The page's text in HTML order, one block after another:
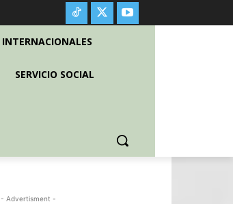
INTERNACIONALES
SERVICIO SOCIAL
- Advertisment -